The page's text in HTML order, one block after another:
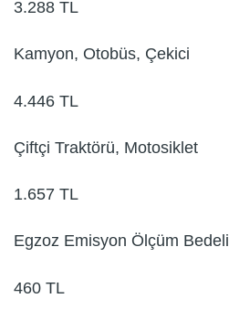
3.288 TL
Kamyon, Otobüs, Çekici
4.446 TL
Çiftçi Traktörü, Motosiklet
1.657 TL
Egzoz Emisyon Ölçüm Bedeli
460 TL